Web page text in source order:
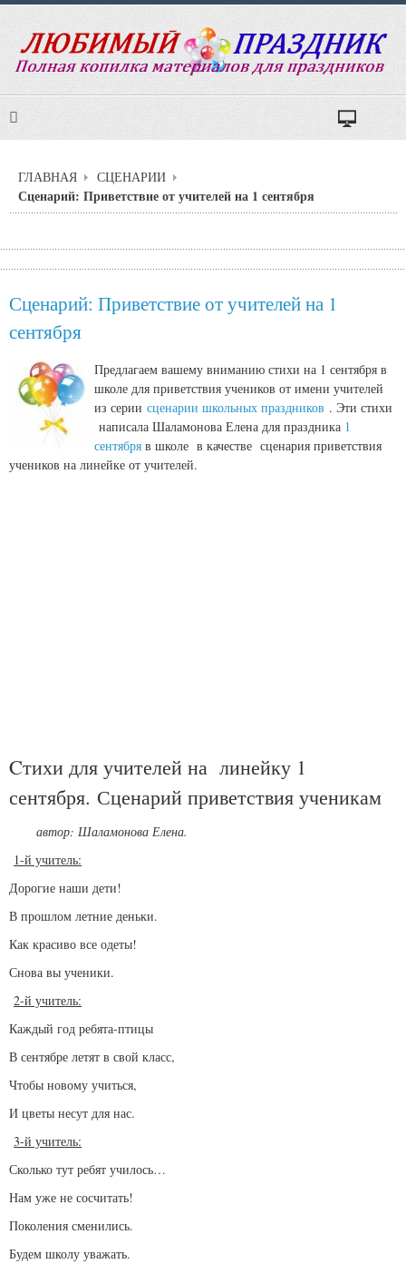
ГЛАВНАЯ СЦЕНАРИИ
Сценарий: Приветствие от учителей на 1 сентября
Сценарий: Приветствие от учителей на 1
сентября
Предлагаем вашему вниманию стихи на 1 сентября в
школе для приветствия учеников от имени учителей
из серии сценарии школьных праздников . Эти стихи
написала Шаламонова Елена для праздника 1
сентября в школе в качестве сценария приветствия
учеников на линейке от учителей.
Cтихи для учителей на линейку 1
сентября. Сценарий приветствия ученикам
автор: Шаламонова Елена.
1-й учитель:
Дорогие наши дети!
В прошлом летние деньки.
Как красиво все одеты!
Снова вы ученики.
2-й учитель:
Каждый год ребята-птицы
В сентябре летят в свой класс,
Чтобы новому учиться,
И цветы несут для нас.
3-й учитель:
Сколько тут ребят училось…
Нам уже не сосчитать!
Поколения сменились.
Будем школу уважать.